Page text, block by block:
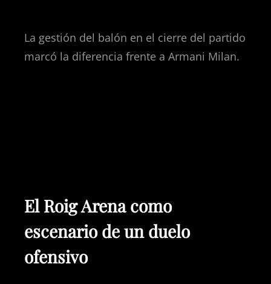
La gestión del balón en el cierre del partido
marcó la diferencia frente a Armani Milan.
El Roig Arena como
escenario de un duelo
ofensivo